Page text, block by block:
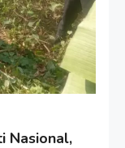
Nasional,